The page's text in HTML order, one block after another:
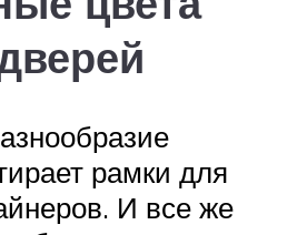
рамки для
И все же